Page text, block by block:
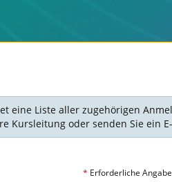
eine Liste aller zugehörigen
Kursleitung oder senden Sie ein
* Erforderliche Angabe